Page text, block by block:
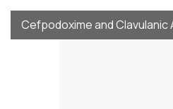
Cefpodoxime and Clavulanic